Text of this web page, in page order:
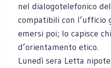
nel dialogotelefonico
compatibili con l’ufficio
emersi poi; lo capisce
d’orientamento etico.
Lunedì sera Letta